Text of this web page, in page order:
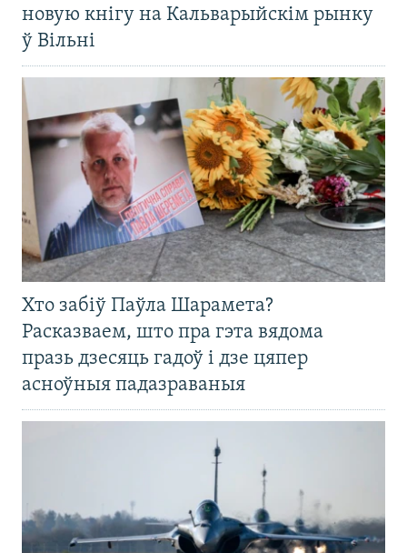
новую кнігу на Кальварыйскім рынку
ў Вільні
Хто забіў Паўла Шарамета?
Расказваем, што пра гэта вядома
празь дзесяць гадоў і дзе цяпер
асноўныя падазраваныя